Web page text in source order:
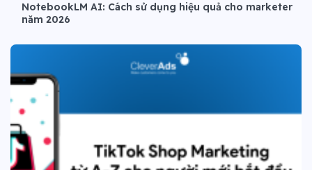
NotebookLM AI: Cách sử dụng hiệu quả cho marketer
năm 2026